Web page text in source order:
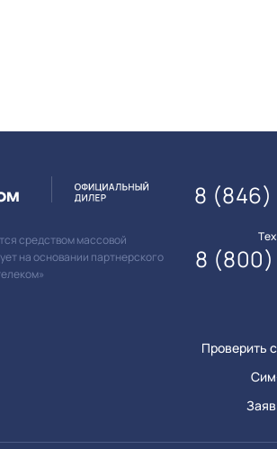
средством массовой
на основании партнерского
Проверить
8
8